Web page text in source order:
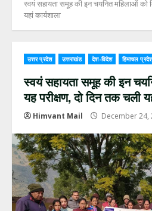
स्वयं सहायता समूह की इन चयनित महिलाओं को
यहां कार्यशाला
उत्तर प्रदेश उत्तराखंड देश-विदेश हिमाचल प्रदेश
स्वयं सहायता समूह की इन
यह परीक्षण, दो दिन तक चली
Himvant Mail December 24,